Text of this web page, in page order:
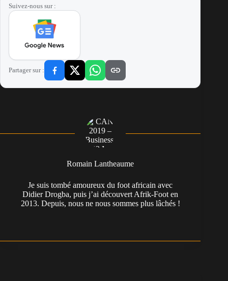
Suivez-nous sur :
Partager sur :
Romain Lantheaume
Je suis tombé amoureux du foot africain avec
Didier Drogba, puis j’ai découvert Afrik-Foot en
2013. Depuis, nous ne nous sommes plus lâchés !